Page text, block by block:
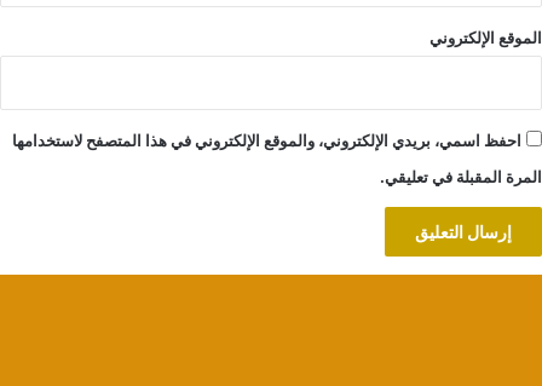
الموقع الإلكتروني
احفظ اسمي، بريدي الإلكتروني، والموقع الإلكتروني في هذا المتصفح لاستخدامها
المرة المقبلة في تعليقي.